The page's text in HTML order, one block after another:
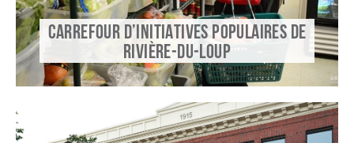
CARREFOUR D’INITIATIVES POPULAIRES DE
RIVIÈRE-DU-LOUP